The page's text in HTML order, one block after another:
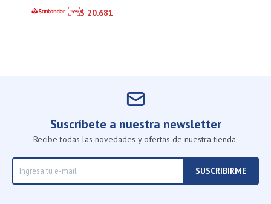
$ 20.681
Suscríbete a nuestra newsletter
Recibe todas las novedades y ofertas de nuestra tienda.
SUSCRIBIRME